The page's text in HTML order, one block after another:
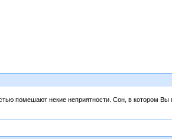
помешают некие неприятности. Сон, в котором Вы